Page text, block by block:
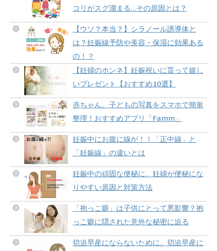
コリがスグ溜まる…その原因とは？
【ウソ？本当？】シラノール誘導体と
は？妊娠線予防や美容・保湿に効果ある
の！？
【妊婦のホンネ】妊娠祝いに貰って嬉し
いプレゼント【おすすめ10選】
赤ちゃん、子どもの写真をスマホで簡単
整理！おすすめアプリ「Famm」
妊娠中にお腹に線が！！「正中線」と
「妊娠線」の違いとは
妊娠中の頑固な便秘に。妊婦が便秘にな
りやすい原因と対策方法
「抱っこ癖」は子供にとって悪影響？抱
っこ癖に隠された意外な秘密に迫る
切迫早産にならないために。切迫早産に